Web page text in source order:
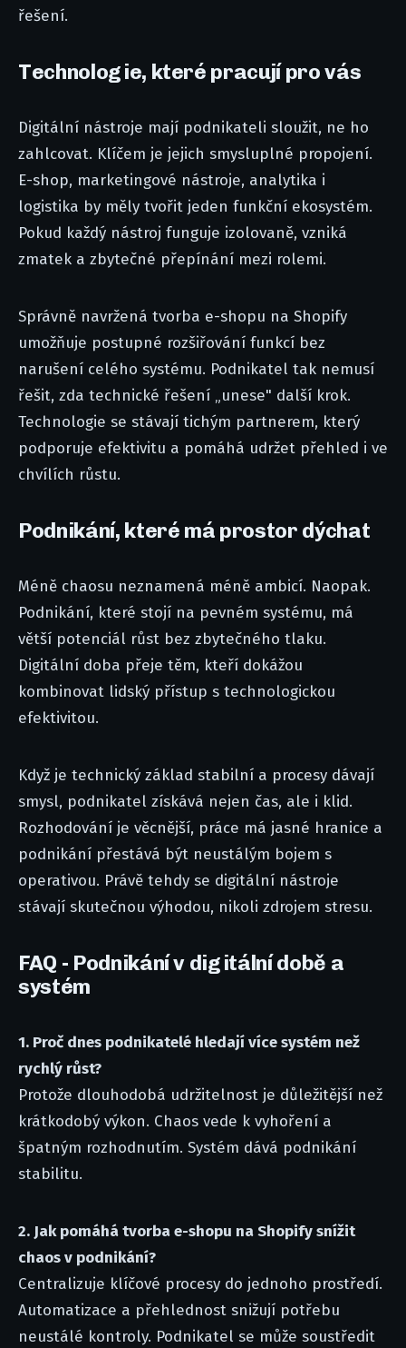
řešení.
Technologie, které pracují pro vás
Digitální nástroje mají podnikateli sloužit, ne ho
zahlcovat. Klíčem je jejich smysluplné propojení.
E-shop, marketingové nástroje, analytika i
logistika by měly tvořit jeden funkční ekosystém.
Pokud každý nástroj funguje izolovaně, vzniká
zmatek a zbytečné přepínání mezi rolemi.
Správně navržená tvorba e-shopu na Shopify
umožňuje postupné rozšiřování funkcí bez
narušení celého systému. Podnikatel tak nemusí
řešit, zda technické řešení „unese" další krok.
Technologie se stávají tichým partnerem, který
podporuje efektivitu a pomáhá udržet přehled i ve
chvílích růstu.
Podnikání, které má prostor dýchat
Méně chaosu neznamená méně ambicí. Naopak.
Podnikání, které stojí na pevném systému, má
větší potenciál růst bez zbytečného tlaku.
Digitální doba přeje těm, kteří dokážou
kombinovat lidský přístup s technologickou
efektivitou.
Když je technický základ stabilní a procesy dávají
smysl, podnikatel získává nejen čas, ale i klid.
Rozhodování je věcnější, práce má jasné hranice a
podnikání přestává být neustálým bojem s
operativou. Právě tehdy se digitální nástroje
stávají skutečnou výhodou, nikoli zdrojem stresu.
FAQ - Podnikání v digitální době a
systém
1. Proč dnes podnikatelé hledají více systém než
rychlý růst?
Protože dlouhodobá udržitelnost je důležitější než
krátkodobý výkon. Chaos vede k vyhoření a
špatným rozhodnutím. Systém dává podnikání
stabilitu.
2. Jak pomáhá tvorba e-shopu na Shopify snížit
chaos v podnikání?
Centralizuje klíčové procesy do jednoho prostředí.
Automatizace a přehlednost snižují potřebu
neustálé kontroly. Podnikatel se může soustředit